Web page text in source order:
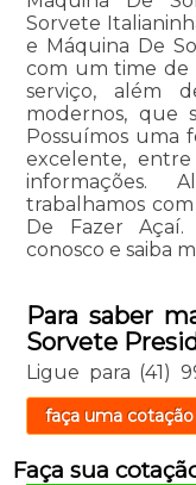
Sorvete
e Máquina De
com um time de
serviço, além
modernos, que
Possuímos uma
excelente,
informações.
trabalhamos
De Fazer
conosco e saiba
Para saber
Sorvete
Ligue para (41)
faça uma cotação
Faça sua